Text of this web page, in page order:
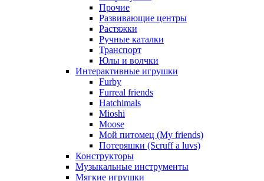
Прочие
Развивающие центры
Растяжки
Ручные каталки
Транспорт
Юлы и волчки
Интерактивные игрушки
Furby
Furreal friends
Hatchimals
Mioshi
Moose
Мой питомец (My friends)
Потеряшки (Scruff a luvs)
Конструкторы
Музыкальные инструменты
Мягкие игрушки